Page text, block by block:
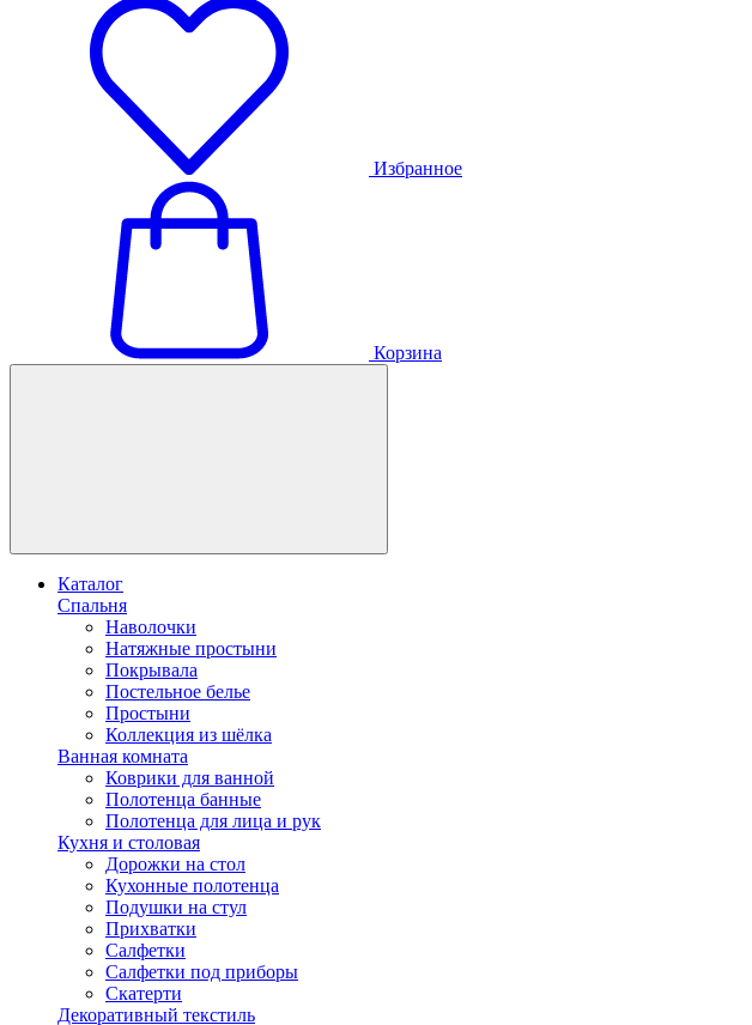
Избранное
Корзина
Каталог
Спальня
Наволочки
Натяжные простыни
Покрывала
Постельное белье
Простыни
Коллекция из шёлка
Ванная комната
Коврики для ванной
Полотенца банные
Полотенца для лица и рук
Кухня и столовая
Дорожки на стол
Кухонные полотенца
Подушки на стул
Прихватки
Салфетки
Салфетки под приборы
Скатерти
Декоративный текстиль